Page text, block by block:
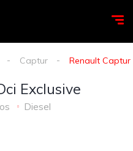
Captur Renault Captur
Exclusive
Diesel